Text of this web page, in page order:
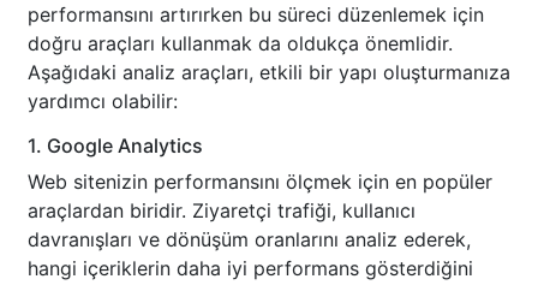
performansını artırırken bu süreci düzenlemek için
doğru araçları kullanmak da oldukça önemlidir.
Aşağıdaki analiz araçları, etkili bir yapı oluşturmanıza
yardımcı olabilir:
1. Google Analytics
Web sitenizin performansını ölçmek için en popüler
araçlardan biridir. Ziyaretçi trafiği, kullanıcı
davranışları ve dönüşüm oranlarını analiz ederek,
hangi içeriklerin daha iyi performans gösterdiğini